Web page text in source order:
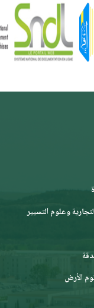
وعلوم التسيير
الأرض